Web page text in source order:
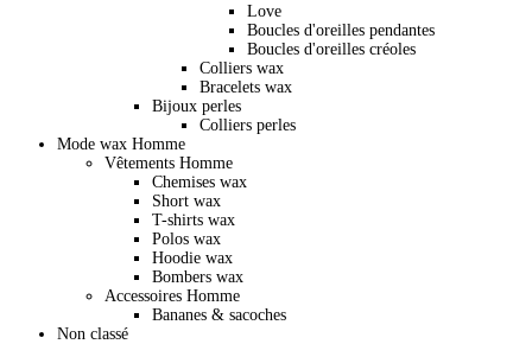
Love
Boucles d'oreilles pendantes
Boucles d'oreilles créoles
Colliers wax
Bracelets wax
Bijoux perles
Colliers perles
Mode wax Homme
Vêtements Homme
Chemises wax
Short wax
T-shirts wax
Polos wax
Hoodie wax
Bombers wax
Accessoires Homme
Bananes & sacoches
Non classé